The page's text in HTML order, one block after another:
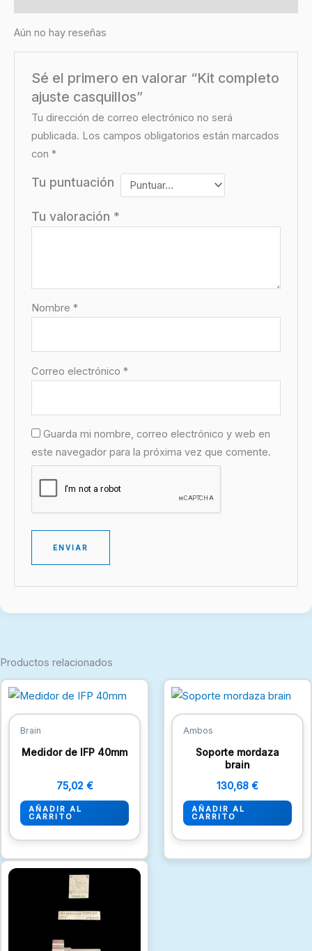
Aún no hay reseñas
Sé el primero en valorar “Kit completo
ajuste casquillos”
Tu dirección de correo electrónico no será
publicada. Los campos obligatorios están marcados
con*
Tu puntuación
Tu valoración *
Nombre*
Correo electrónico*
Guarda mi nombre, correo electrónico y web en
este navegador para la próxima vez que comente.
Productos relacionados
Brain
Medidor de IFP 40mm
75,02 €
AÑADIR AL
CARRITO
Ambos
Soporte mordaza
brain
130,68 €
AÑADIR AL
CARRITO